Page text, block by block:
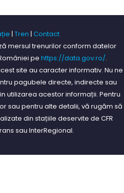
| Tren | Contact
mersul trenurilor conform datelor
pe https://data.gov.ro/.
site au caracter informativ. Nu ne
pagubele directe, indirecte sau
utilizarea acestor informații. Pentru
sau pentru alte detalii, vă rugăm să
din stațiile deservite de CFR
sau InterRegional.